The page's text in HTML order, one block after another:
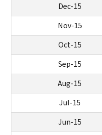
Dec-15
Nov-15
Oct-15
Sep-15
Aug-15
Jul-15
Jun-15